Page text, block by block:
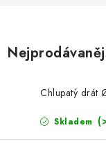
Chlupatý drát
Skladem